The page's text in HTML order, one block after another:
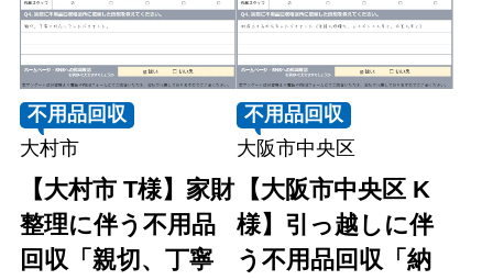
不用品回収
大村市
【大村市 T様】家財
整理に伴う不用品
回収「親切、丁寧
不用品回収
大阪市中央区
【大阪市中央区 K
様】引っ越しに伴
う不用品回収「納